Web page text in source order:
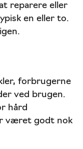
reparere eller
en eller to.
forbrugerne
ved brugen.
hård
været godt nok